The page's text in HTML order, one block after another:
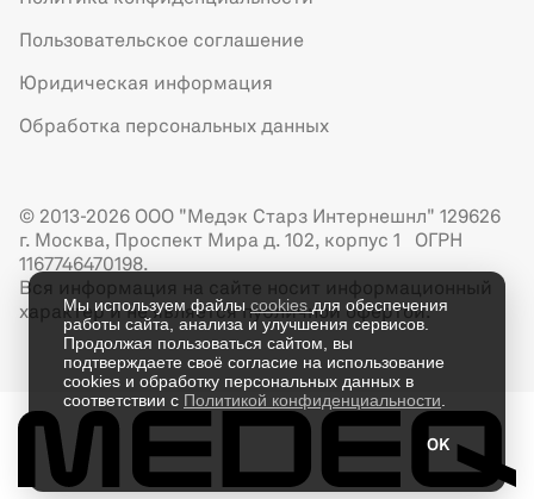
Пользовательское соглашение
Юридическая информация
Обработка персональных данных
© 2013-2026 ООО "Медэк Старз Интернешнл" 129626
г. Москва, Проспект Мира д. 102, корпус 1 ОГРН
1167746470198.
Вся информация на сайте носит информационный
характер и не является публичной офертой.
Мы используем файлыcookies для обеспечения
работы сайта, анализа и улучшения сервисов.
Продолжая пользоваться сайтом, вы
подтверждаете своё согласие на использование
cookies и обработку персональных данных в
соответствии с Политикой конфиденциальности
OK